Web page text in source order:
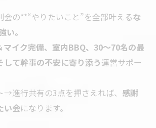
会の**“やりたいこと”を全部叶えるな
。
マイク完備、室内BBQ、30～70名の最
て幹事の不安に寄り添う運営サポー
進行共有の3点を押さえれば、 感謝
い会になります。